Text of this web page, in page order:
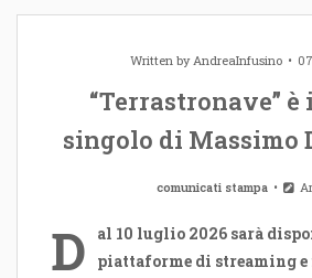
Written byAndreaInfusino
“Terrastronave”
singolo di Massimo
comunicati stampa
D
al 10 luglio 2026 sarà
piattaforme di streaming